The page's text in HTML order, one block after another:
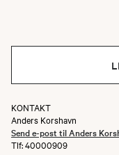
KONTAKT
Anders Korshavn
Send e-post til Anders
Tlf: 40000909